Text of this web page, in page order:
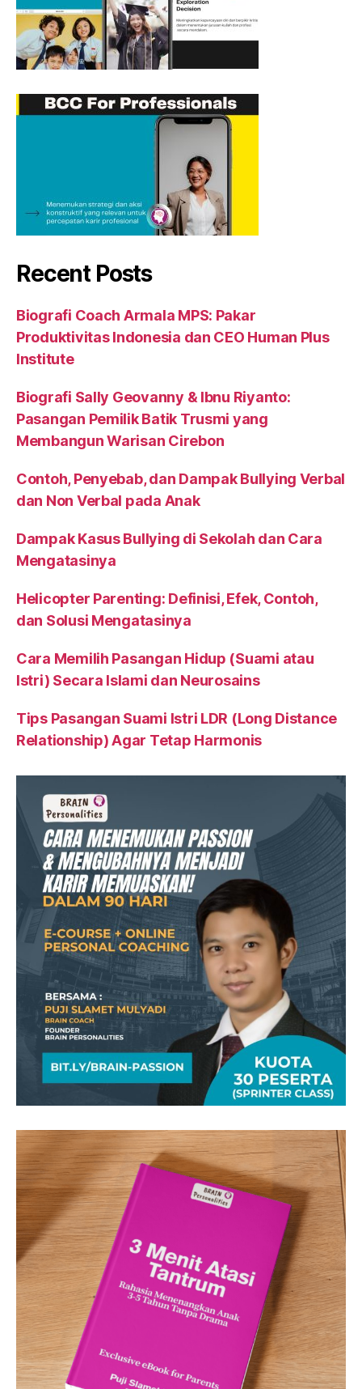
Recent Posts
Biografi Coach Armala MPS: Pakar
Produktivitas Indonesia dan CEO Human Plus
Institute
Biografi Sally Geovanny & Ibnu Riyanto:
Pasangan Pemilik Batik Trusmi yang
Membangun Warisan Cirebon
Contoh, Penyebab, dan Dampak Bullying Verbal
dan Non Verbal pada Anak
Dampak Kasus Bullying di Sekolah dan Cara
Mengatasinya
Helicopter Parenting: Definisi, Efek, Contoh,
dan Solusi Mengatasinya
Cara Memilih Pasangan Hidup (Suami atau
Istri) Secara Islami dan Neurosains
Tips Pasangan Suami Istri LDR (Long Distance
Relationship) Agar Tetap Harmonis